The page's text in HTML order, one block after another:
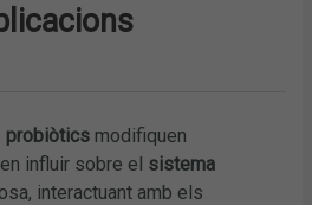
probiòtics modifiquen
en influir sobre el sistema
interactuant amb els